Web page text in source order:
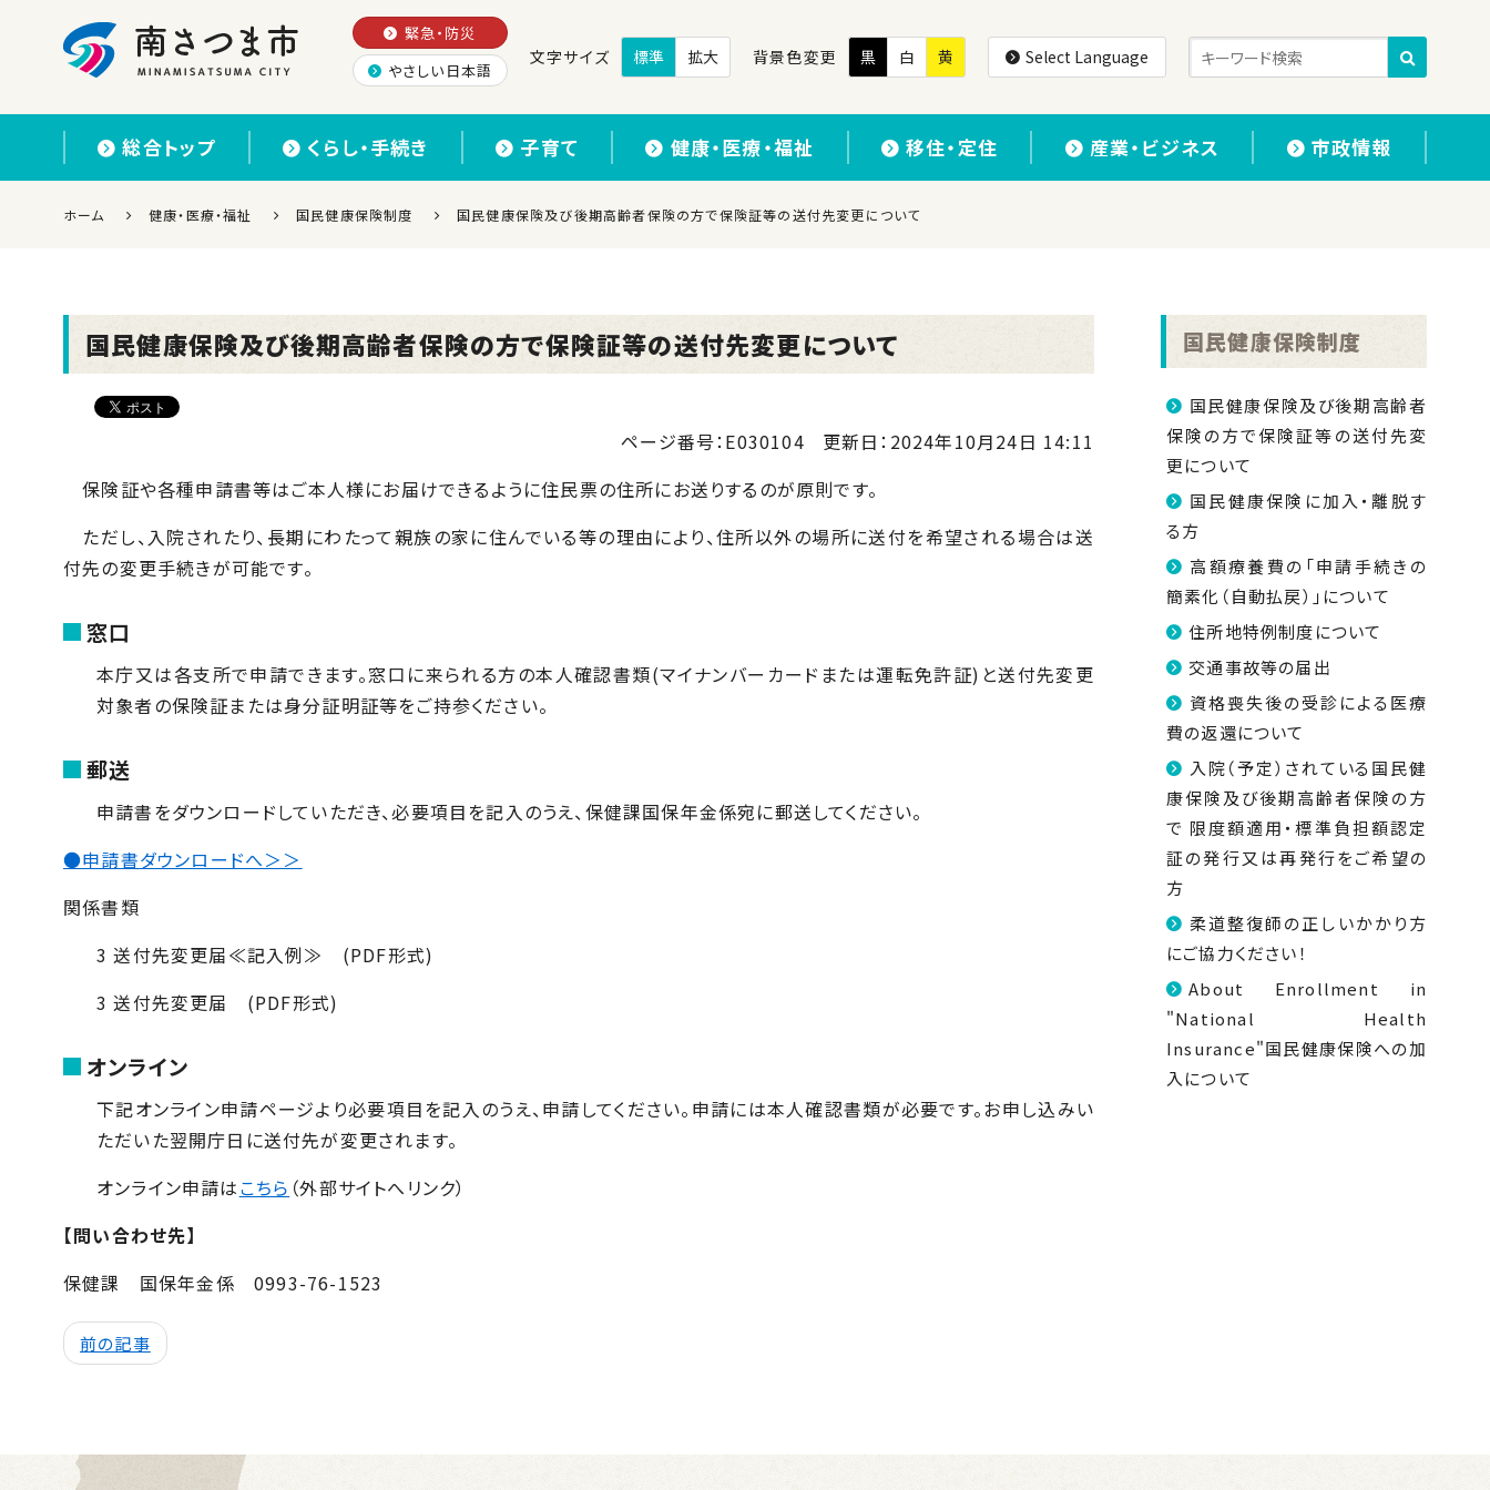
緊急・防災
やさしい日本語
文字サイズ 標準 拡大 背景色変更 黒 白 黄 Select Language
総合トップ くらし・手続き 子育て 健康・医療・福祉 移住・定住 産業・ビジネス 市政情報
ホーム 健康・医療・福祉 国民健康保険制度 国民健康保険及び後期高齢者保険の方で保険証等の送付先変更について
国民健康保険及び後期高齢者保険の方で保険証等の送付先変更について
ページ番号：E030104 更新日： 2024年10月24日 14:11
保険証や各種申請書等はご本人様にお届けできるように住民票の住所にお送りするのが原則です。
ただし、入院されたり、長期にわたって親族の家に住んでいる等の理由により、住所以外の場所に送付を希望される場合は送
付先の変更手続きが可能です。
窓口
本庁又は各支所で申請できます。窓口に来られる方の本人確認書類(マイナンバーカードまたは運転免許証)と送付先変更
対象者の保険証または身分証明証等をご持参ください。
郵送
申請書をダウンロードしていただき、必要項目を記入のうえ、保健課国保年金係宛に郵送してください。
●申請書ダウンロードへ＞＞
関係書類
3 送付先変更届≪記入例≫
(PDF形式)
3 送付先変更届
(PDF形式)
オンライン
下記オンライン申請ページより必要項目を記入のうえ、申請してください。申請には本人確認書類が必要です。お申し込みい
ただいた翌開庁日に送付先が変更されます。
オンライン申請はこちら （外部サイトへリンク）
【問い合わせ先】
保健課 国保年金係 0993-76-1523
前の記事
国民健康保険制度
国民健康保険及び後期高齢者
保険の方で保険証等の送付先変
更について
国民健康保険に加入・離脱す
る方
高額療養費の「申請手続きの
簡素化（自動払戻）」について
住所地特例制度について
交通事故等の届出
資格喪失後の受診による医療
費の返還について
入院（予定）されている国民健
康保険及び後期高齢者保険の方
で 限度額適用・標準負担額認定
証の発行又は再発行をご希望の
方
柔道整復師の正しいかかり方
にご協力ください！
About Enrollment in
"National Health
Insurance"国民健康保険への加
入について